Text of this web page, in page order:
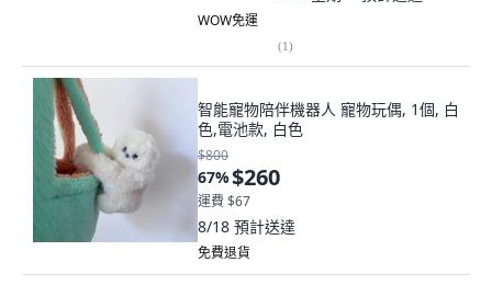
WOW免運
(1)
智能寵物陪伴機器人 寵物玩偶, 1個, 白
色,電池款, 白色
$800
67%$260
運費 $67
8/18 預計送達
免費退貨